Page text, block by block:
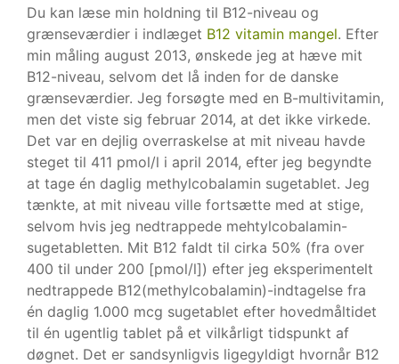
Du kan læse min holdning til B12-niveau og
grænseværdier i indlæget B12 vitamin mangel. Efter
min måling august 2013, ønskede jeg at hæve mit
B12-niveau, selvom det lå inden for de danske
grænseværdier. Jeg forsøgte med en B-multivitamin,
men det viste sig februar 2014, at det ikke virkede.
Det var en dejlig overraskelse at mit niveau havde
steget til 411 pmol/l i april 2014, efter jeg begyndte
at tage én daglig methylcobalamin sugetablet. Jeg
tænkte, at mit niveau ville fortsætte med at stige,
selvom hvis jeg nedtrappede mehtylcobalamin-
sugetabletten. Mit B12 faldt til cirka 50% (fra over
400 til under 200 [pmol/l]) efter jeg eksperimentelt
nedtrappede B12(methylcobalamin)-indtagelse fra
én daglig 1.000 mcg sugetablet efter hovedmåltidet
til én ugentlig tablet på et vilkårligt tidspunkt af
døgnet. Det er sandsynligvis ligegyldigt hvornår B12